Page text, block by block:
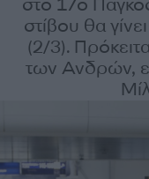
στο 17ο
στίβου θα
(2/3).
των Ανδρών,